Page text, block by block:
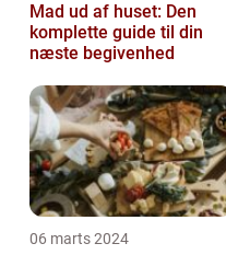
Mad ud af huset: Den
komplette guide til din
næste begivenhed
06 marts 2024